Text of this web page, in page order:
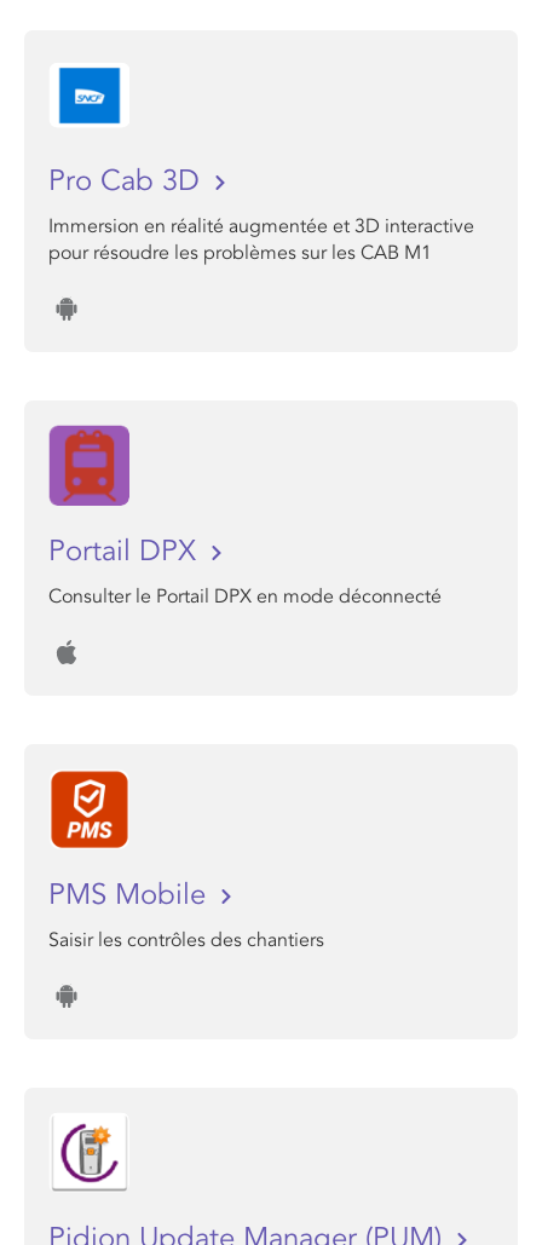
Pro Cab 3D
Immersion en réalité augmentée et 3D interactive
pour résoudre les problèmes sur les CAB M1
Portail DPX
Consulter le Portail DPX en mode déconnecté
PMS Mobile
Saisir les contrôles des chantiers